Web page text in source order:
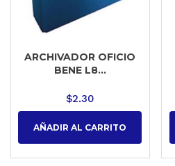
ARCHIVADOR OFICIO
BENE L8...
$2.30
AÑADIR AL CARRITO